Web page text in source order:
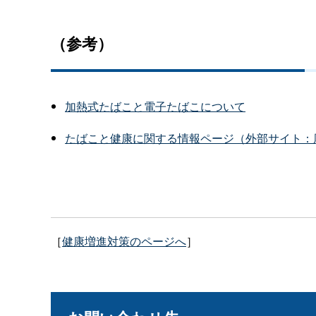
（参考）
加熱式たばこと電子たばこについて
たばこと健康に関する情報ページ（外部サイト：
［健康増進対策のページへ］